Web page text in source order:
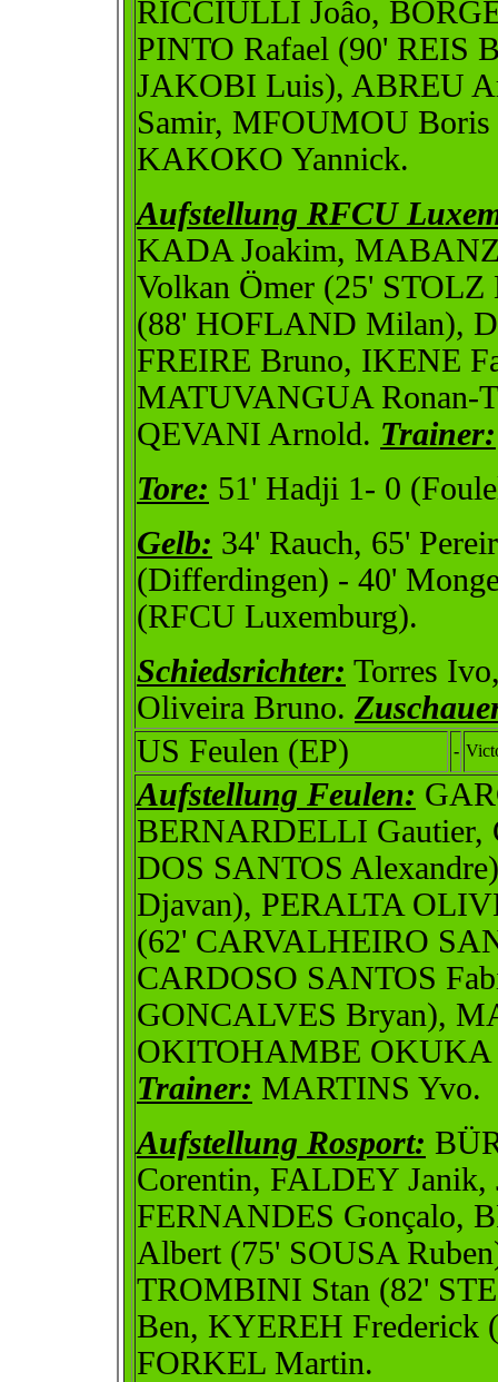
RICCIULLI Joâo,
PINTO Rafael (90' REIS
JAKOBI Luis), ABREU
Samir, MFOUMOU
KAKOKO Yannick.
Aufstellung RFCU
KADA Joakim,
Volkan Ömer (25'
(88' HOFLAND Milan),
FREIRE Bruno, IKENE
MATUVANGUA Ronan-
QEVANI Arnold. Trainer:
Tore: 51' Hadji 1- 0
Gelb: 34' Rauch, 65'
(Differdingen) - 40'
(RFCU Luxemburg).
Schiedsrichter: Torres
Oliveira Bruno.
US Feulen (EP)
-
Aufstellung Feulen:
BERNARDELLI Gautier,
DOS SANTOS
Djavan), PERALTA
(62' CARVALHEIRO
CARDOSO SANTOS
GONCALVES Bryan),
OKITOHAMBE OKUKA
Trainer: MARTINS Yvo.
Aufstellung Rosport:
Corentin, FALDEY
FERNANDES Gonçalo,
Albert (75' SOUSA
TROMBINI Stan (82'
Ben, KYEREH
FORKEL Martin.